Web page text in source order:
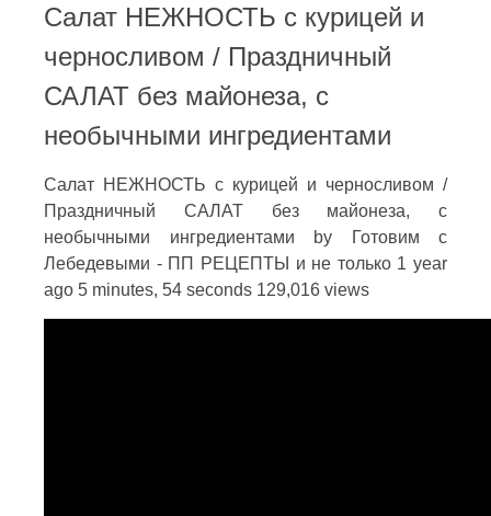
Салат НЕЖНОСТЬ с курицей и
черносливом / Праздничный
САЛАТ без майонеза, с
необычными ингредиентами
Салат НЕЖНОСТЬ с курицей и черносливом /
Праздничный САЛАТ без майонеза, с
необычными ингредиентами by Готовим с
Лебедевыми - ПП РЕЦЕПТЫ и не только 1 year
ago 5 minutes, 54 seconds 129,016 views